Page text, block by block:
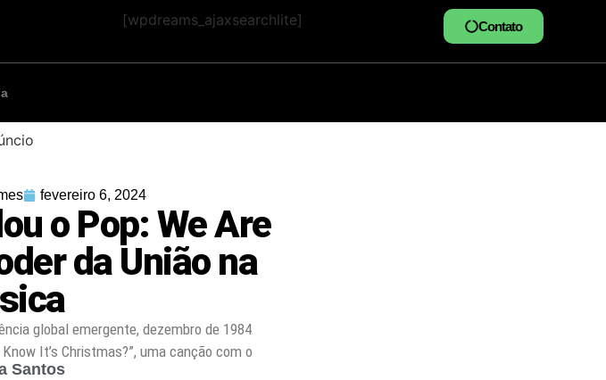
[wpdreams_ajaxsearchlite] Contato
fevereiro 6, 2024
o Pop: We Are
da União na
global emergente, dezembro de 1984
It’s Christmas?”, uma canção com o
Santos